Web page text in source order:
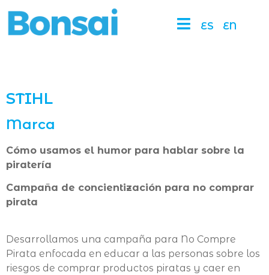
ES EN
STIHL
Marca
Cómo usamos el humor para hablar sobre la
piratería
Campaña de concientización para no comprar
pirata
Desarrollamos una campaña para No Compre
Pirata enfocada en educar a las personas sobre los
riesgos de comprar productos piratas y caer en